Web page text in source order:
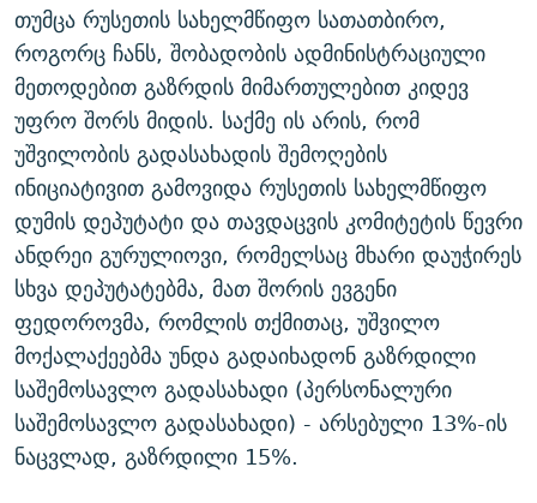
თუმცა რუსეთის სახელმწიფო სათათბირო,
როგორც ჩანს, შობადობის ადმინისტრაციული
მეთოდებით გაზრდის მიმართულებით კიდევ
უფრო შორს მიდის. საქმე ის არის, რომ
უშვილობის გადასახადის შემოღების
ინიციატივით გამოვიდა რუსეთის სახელმწიფო
დუმის დეპუტატი და თავდაცვის კომიტეტის წევრი
ანდრეი გურულიოვი, რომელსაც მხარი დაუჭირეს
სხვა დეპუტატებმა, მათ შორის ევგენი
ფედოროვმა, რომლის თქმითაც, უშვილო
მოქალაქეებმა უნდა გადაიხადონ გაზრდილი
საშემოსავლო გადასახადი (პერსონალური
საშემოსავლო გადასახადი) - არსებული 13%-ის
ნაცვლად, გაზრდილი 15%.